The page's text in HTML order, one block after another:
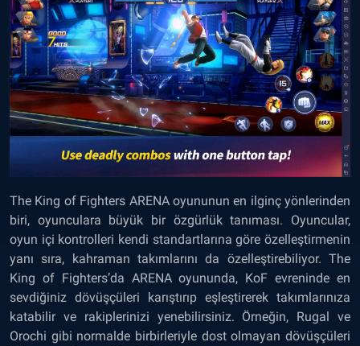
The King of Fighters ARENA oyununun en ilginç yönlerinden
biri, oyunculara büyük bir özgürlük tanıması. Oyuncular,
oyun içi kontrolleri kendi standartlarına göre özelleştirmenin
yanı sıra, kahraman takımlarını da özelleştirebiliyor. The
King of Fighters’da ARENA oyununda, KoF evreninde en
sevdiğiniz dövüşçüleri karıştırıp eşleştirerek takımlarınıza
katabilir ve rakiplerinizi yenebilirsiniz. Örneğin, Rugal ve
Orochi gibi normalde birbirleriyle dost olmayan dövüşçüleri